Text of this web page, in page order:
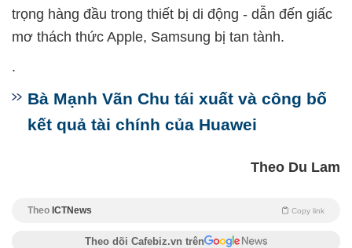
trọng hàng đầu trong thiết bị di động - dẫn đến giấc
mơ thách thức Apple, Samsung bị tan tành.
.
Bà Mạnh Vãn Chu tái xuất và công bố
kết quả tài chính của Huawei
Theo Du Lam
Theo ICTNews Copy link
Theo dõi Cafebiz.vn trên